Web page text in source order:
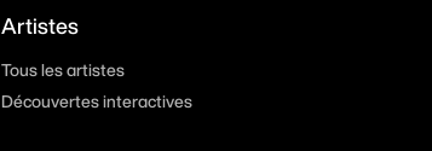
Artistes
Tous les artistes
Découvertes interactives